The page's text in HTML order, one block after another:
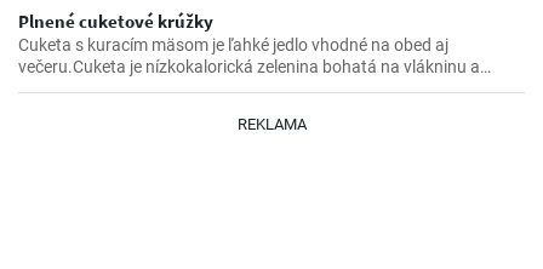
Plnené cuketové krúžky
Cuketa s kuracím mäsom je ľahké jedlo vhodné na obed aj
večeru.Cuketa je nízkokalorická zelenina bohatá na vlákninu a
kuracie mäso poskytuje kvalitný zdroj bielkovín.Lahká príprava a
REKLAMA